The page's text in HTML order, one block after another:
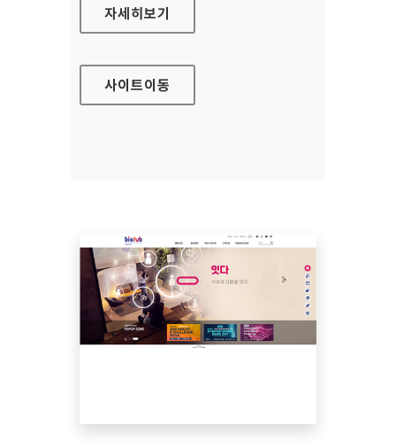
세종예술의전당
자세히보기
사이트이동